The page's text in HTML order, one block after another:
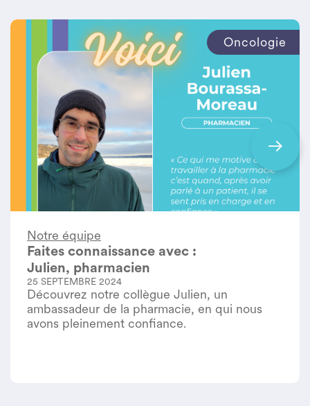
Oncologie
Notre équipe
Faites connaissance avec :
Julien, pharmacien
25 SEPTEMBRE 2024
Découvrez notre collègue Julien, un
ambassadeur de la pharmacie, en qui nous
avons pleinement confiance.